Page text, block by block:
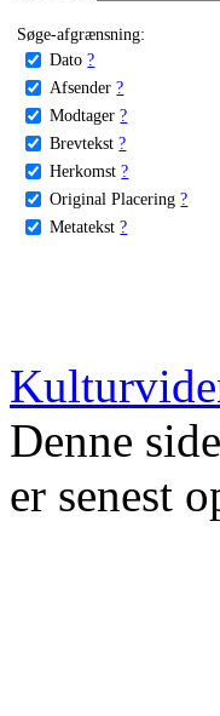
Søge-afgrænsning:
Dato ?
Afsender ?
Modtager ?
Brevtekst ?
Herkomst ?
Original Placering ?
Metatekst ?
Denne
er senest